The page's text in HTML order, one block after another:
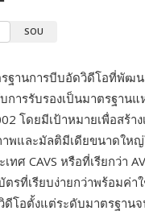
SOU
รฐานการบีบอัดวิดีโอที่พัฒ
การรับรองเป็นมาตรฐาน
โดยมีเป้าหมายเพื่อสร้า
พและมัลติมีเดียขนาดให
CAVS หรือที่เรียกว่า
รที่เรียบง่ายกว่าพร้อมค่า
โอตั้งแต่ระดับมาตรฐาน